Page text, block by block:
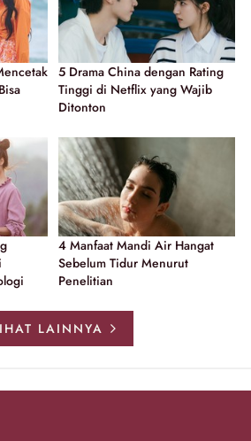
5 Drama China dengan Rating
Tinggi di Netflix yang Wajib
Ditonton
4 Manfaat Mandi Air Hangat
Sebelum Tidur Menurut
Penelitian
LAINNYA